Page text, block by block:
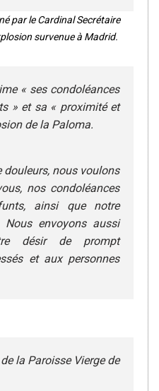
par le Cardinal Secrétaire
survenue à Madrid.
« ses condoléances
» et sa « proximité et
de la Paloma.
douleurs, nous voulons
nos condoléances
ainsi que notre
envoyons aussi
désir de prompt
et aux personnes
de la Paroisse Vierge de